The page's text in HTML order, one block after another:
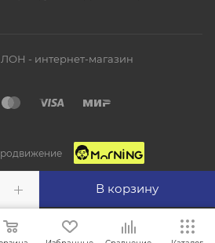
В корзину
- интернет-магазин